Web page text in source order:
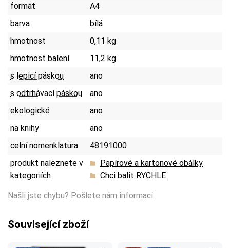
formát
A4
barva
bílá
hmotnost
0,11 kg
hmotnost balení
11,2 kg
s lepicí páskou
ano
s odtrhávací páskou
ano
ekologické
ano
na knihy
ano
celní nomenklatura
48191000
produkt naleznete v
kategoriích
Papírové a kartonové obálky
Chci balit RYCHLE
Našli jste chybu? Pošlete nám informaci.
Související zboží